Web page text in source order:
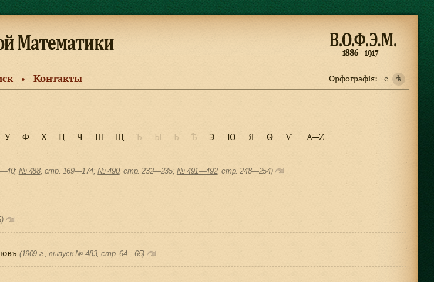
● Контакты Орфографiя: e ѣ
У Ф Х Ц Ч Ш Щ Ъ Ы Ь Ѣ Э Ю Я Ѳ Ѵ A—Z
№ 488, cтр. 169—174;№ 490, cтр. 232—235; № 491—492, cтр. 248—254)
(1909 г., выпуск№ 483, cтр. 64—65)